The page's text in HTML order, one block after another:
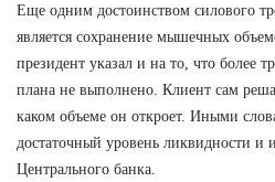
Еще одним достоинством силового
является сохранение мышечных
президент указал и на то, что более
плана не выполнено. Клиент сам
каком объеме он откроет. Иными
достаточный уровень ликвидности
Центрального банка.